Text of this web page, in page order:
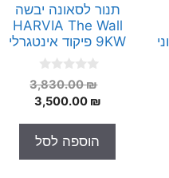
תנור לסאונה יבשה
HARVIA The Wall
9KW פיקוד אינטגרלי
0
o
u
o
f
5
3,830.00₪
המחיר
3,500.00 ₪
המחיר
הוספה לסל